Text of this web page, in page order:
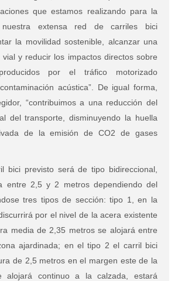
que estamos realizando para la
nuestra extensa red de carriles bici
la movilidad sostenible, alcanzar una
y reducir los impactos directos sobre
por el tráfico motorizado
acústica”. De igual forma,
“contribuimos a una reducción del
del transporte, disminuyendo la huella
de la emisión de CO2 de gases
bici previsto será de tipo bidireccional,
entre 2,5 y 2 metros dependiendo del
tres tipos de sección: tipo 1, en la
por el nivel de la acera existente
media de 2,35 metros se alojará entre
ajardinada; en el tipo 2 el carril bici
de 2,5 metros en el margen este de la
alojará continuo a la calzada, estará